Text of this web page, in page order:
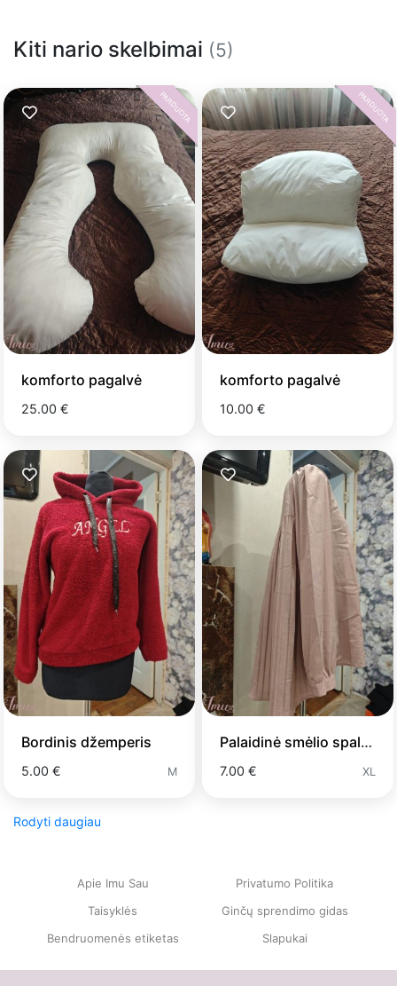
Kiti nario skelbimai (5)
PARDUOTA
komforto pagalvė
25.00 €
PARDUOTA
komforto pagalvė
10.00 €
Bordinis džemperis
5.00 € M
Palaidinė smėlio spalvos
7.00 € XL
Rodyti daugiau
Apie Imu Sau
Privatumo Politika
Taisyklės
Ginčų sprendimo gidas
Bendruomenės etiketas
Slapukai